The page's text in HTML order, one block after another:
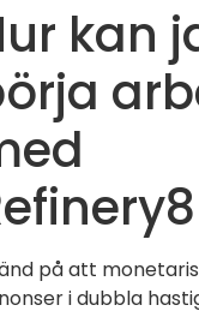
kan
på att
i dubbla